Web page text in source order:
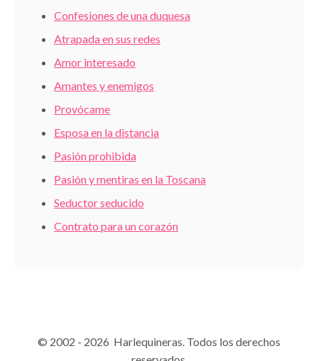
Confesiones de una duquesa
Atrapada en sus redes
Amor interesado
Amantes y enemigos
Provócame
Esposa en la distancia
Pasión prohibida
Pasión y mentiras en la Toscana
Seductor seducido
Contrato para un corazón
© 2002 - 2026 Harlequineras. Todos los derechos